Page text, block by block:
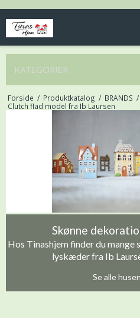
KATEGORIER
Forside / Produktkatalog / BRANDS /
Clutch flad model fra Ib Laursen
Skønne
Hos Tinashjem finder du mange
lyskæder fra Ib
Se alle